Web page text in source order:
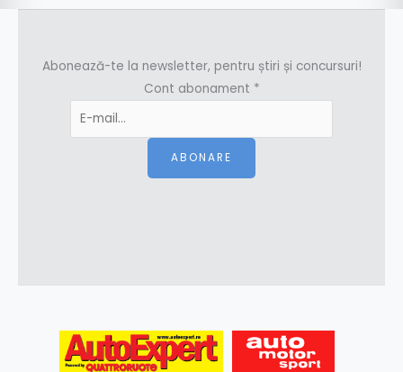
Abonează-te la newsletter, pentru știri și concursuri!
Cont abonament *
ABONARE